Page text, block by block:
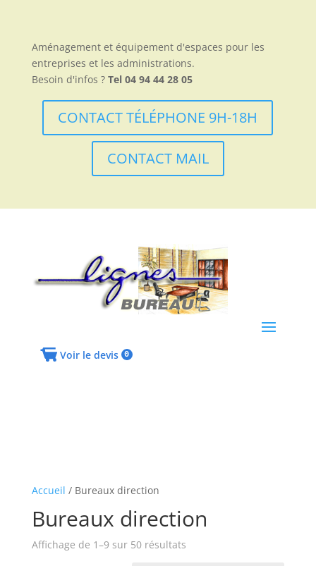
Aménagement et équipement d'espaces pour les
entreprises et les administrations.
Besoin d'infos ? Tel 04 94 44 28 05
CONTACT TÉLÉPHONE 9H-18H
CONTACT MAIL
Voir le devis 0
Accueil / Bureaux direction
Bureaux direction
Affichage de 1–9 sur 50 résultats